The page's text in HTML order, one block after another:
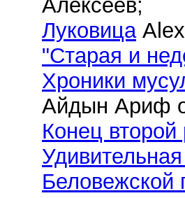
Алексеев;
Луковица
"Старая и
Хроники
Айдын Ариф
Конец второй
Беловежской